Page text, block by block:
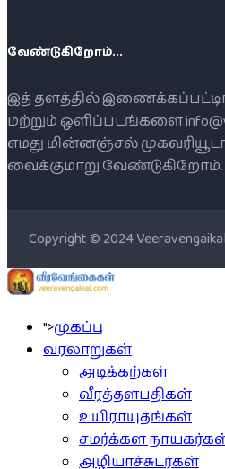
வேண்டுகிறோம்...
இத் தளத்தில்
மற்றும் ஒளிப்படங்களை
எமது மின்னஞ்சல்
வைக்குமாறு வேண்டுகிறோம்.
Copyright © 2024
">முகப்பு
வரலாறுகள்
அடிக்கற்கள்
வீரத்தளபதிகள்
உயிராயுதங்கள்
சமர்க்கள
அழியாச்சுடர்கள்